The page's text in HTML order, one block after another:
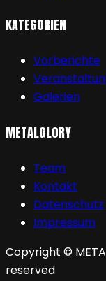
KATEGORIEN
Vorberichte
Galerien
METALGLORY
Team
Kontakt
Datenschutz
Impressum
Copyright ©
reserved